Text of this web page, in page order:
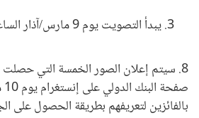
3. يبدأ التصويت يوم 9 مارس/آذار الساعة التاسعة صباحا.
8. سيتم إعلان الصور الخمسة التي
بالفائزين لتعريفهم بطريقة الحصول على